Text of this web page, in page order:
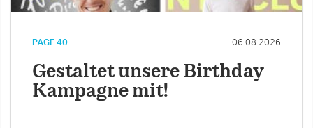
PAGE 40 06.08.2026
Gestaltet unsere Birthday
Kampagne mit!